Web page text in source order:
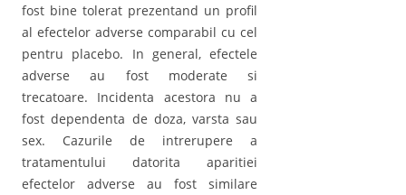
fost bine tolerat prezentand un profil
al efectelor adverse comparabil cu cel
pentru placebo. In general, efectele
adverse au fost moderate si
trecatoare. Incidenta acestora nu a
fost dependenta de doza, varsta sau
sex. Cazurile de intrerupere a
tratamentului datorita aparitiei
efectelor adverse au fost similare